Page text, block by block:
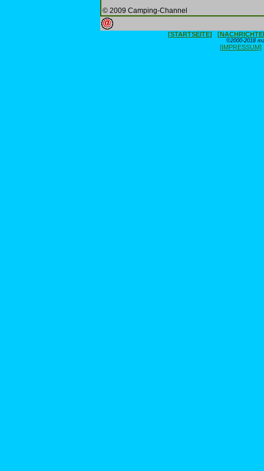
© 2009 Camping-Channel
[STARTSEITE]
©2000-2018
[IMPRESSUM]